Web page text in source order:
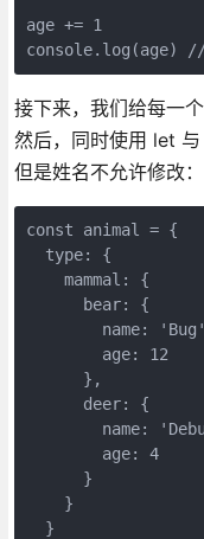
age += 1
console.log(age) //
接下来，我们给每一
然后，同时使用 let 与
但是姓名不允许修改：
const animal = {
  type: {
    mammal: {
      bear: {
name:
        age: 12
      },
      deer: {
name:
        age: 4
      }
    }
  }